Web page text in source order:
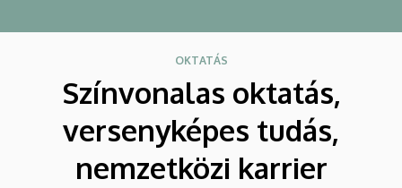
OKTATÁS
Színvonalas oktatás,
versenyképes tudás,
nemzetközi karrier